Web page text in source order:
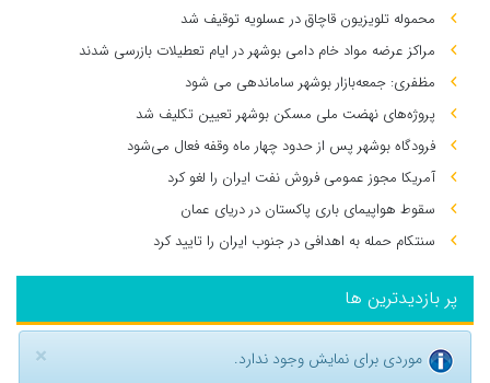
محموله تلویزیون قاچاق در عسلویه توقیف شد
مراکز عرضه مواد خام دامی بوشهر در ایام تعطیلات بازرسی شدند
مظفری: جمعه‌بازار بوشهر ساماندهی می‌ شود
پروژه‌های نهضت ملی مسکن بوشهر تعیین تکلیف شد
فرودگاه بوشهر پس از حدود چهار ماه وقفه فعال می‌شود
آمریکا مجوز عمومی فروش نفت ایران را لغو کرد
سقوط هواپیمای باری پاکستان در دریای عمان
سنتکام حمله به اهدافی در جنوب ایران را تایید کرد
پر بازدیدترین ها
× موردی برای نمایش وجود ندارد.